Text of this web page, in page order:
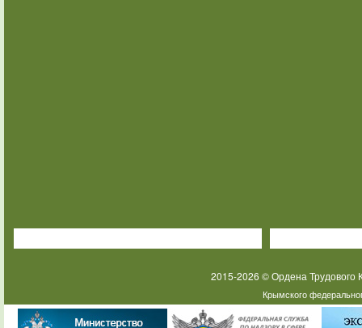
2015-2026 © Ордена
Крымского